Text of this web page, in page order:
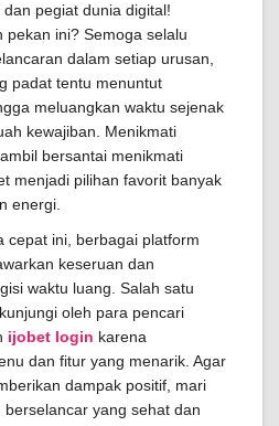
pegiat dunia digital!
pekan ini? Semoga selalu
dalam setiap urusan,
padat tentu menuntut
meluangkan waktu sejenak
kewajiban. Menikmati
bersantai menikmati
menjadi pilihan favorit banyak
energi.
cepat ini, berbagai platform
keseruan dan
waktu luang. Salah satu
oleh para pencari
ijobet login karena
dan fitur yang menarik. Agar
dampak positif, mari
yang sehat dan